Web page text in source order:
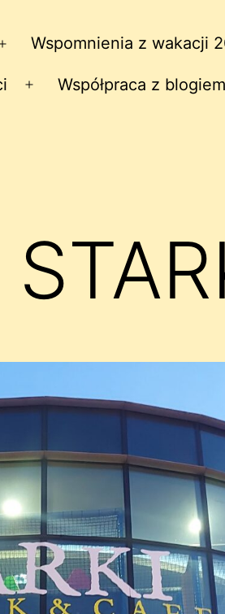
Rozwiń
menu
Wspomnienia z wakacji
Rozwiń
Współpraca z